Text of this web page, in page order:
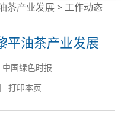
茶产业发展>工作动态
平油茶产业发展
国绿色时报
打印本页